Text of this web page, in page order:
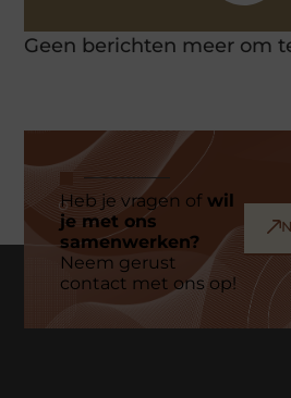
Geen berichten meer om
Heb je vragen ofwil
je met ons
samenwerken?
Neem gerust
contact met ons op!